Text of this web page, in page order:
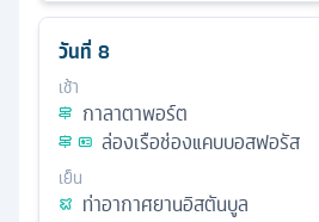
วันที่ 8
เช้า
กาลาตาพอร์ต
ล่องเรือช่องแคบบอสฟอรัส
เย็น
ท่าอากาศยานอิสตันบูล